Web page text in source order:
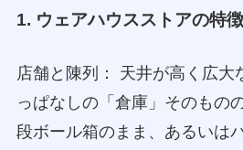
1. ウェアハウスストアの特徴
店舗と陳列： 天井が高く広大
っぱなしの「倉庫」そのもの
段ボール箱のまま、あるいは